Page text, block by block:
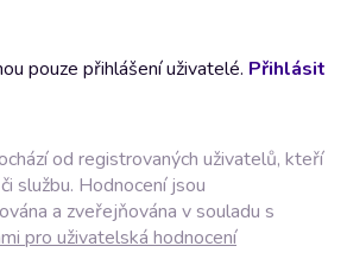
pouze přihlášení uživatelé. Přihlásit
od registrovaných uživatelů, kteří
službu. Hodnocení jsou
a zveřejňována v souladu s
pro uživatelská hodnocení